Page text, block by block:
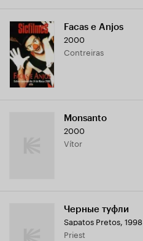
Facas e Anjos
2000
Contreiras
Monsanto
2000
Vítor
Черные туфли
Sapatos Pretos, 1998
Priest